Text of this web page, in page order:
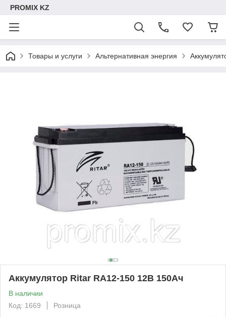
PROMIX KZ
Товары и услуги Альтернативная энергия
Аккумулятор Ritar RA12-150 12В 150Ач
В наличии
Код: 1669
Розница